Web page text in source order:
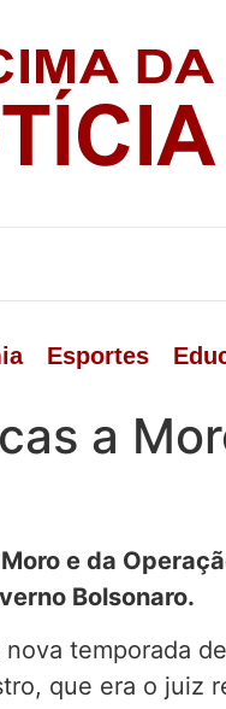
Esportes
a
e da
Bolsonaro.
temporada
que era o juiz